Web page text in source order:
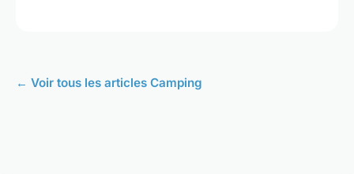
← Voir tous les articles Camping